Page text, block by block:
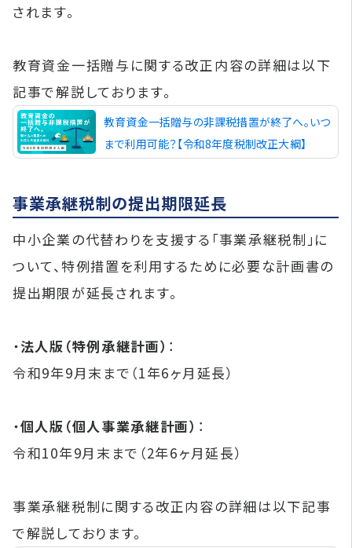
されます。
教育資金一括贈与に関する改正内容の詳細は以下
記事で解説しております。
教育資金一括贈与の非課税措置が終了へ。いつ
まで利用可能？【令和8年度税制改正大綱】
事業承継税制の提出期限延長
中小企業の代替わりを支援する「事業承継税制」に
ついて、特例措置を利用するために必要な計画書の
提出期限が延長されます。
・法人版（特例承継計画） ：
令和9年9月末まで（1年6ヶ月延長）
・個人版（個人事業承継計画） ：
令和10年9月末まで（2年6ヶ月延長）
事業承継税制に関する改正内容の詳細は以下記事
で解説しております。